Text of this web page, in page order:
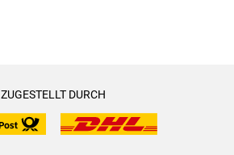
ZUGESTELLT DURCH